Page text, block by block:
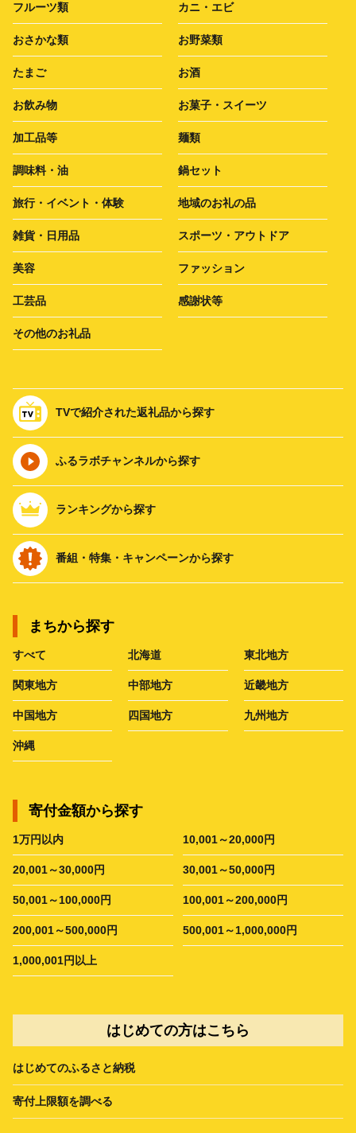
フルーツ類 カニ・エビ
おさかな類 お野菜類
たまご お酒
お飲み物 お菓子・スイーツ
加工品等 麺類
調味料・油 鍋セット
旅行・イベント・体験 地域のお礼の品
雑貨・日用品 スポーツ・アウトドア
美容 ファッション
工芸品 感謝状等
その他のお礼品
TVで紹介された返礼品から探す
ふるラボチャンネルから探す
ランキングから探す
番組・特集・キャンペーンから探す
まちから探す
すべて 北海道 東北地方
関東地方 中部地方 近畿地方
中国地方 四国地方 九州地方
沖縄
寄付金額から探す
1万円以内 10,001～20,000円
20,001～30,000円 30,001～50,000円
50,001～100,000円 100,001～200,000円
200,001～500,000円 500,001～1,000,000円
1,000,001円以上
はじめての方はこちら
はじめてのふるさと納税
寄付上限額を調べる